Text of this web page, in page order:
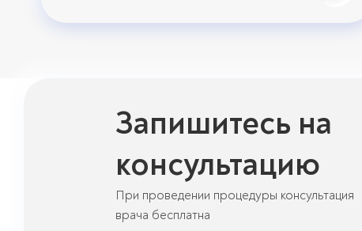
Запишитесь на
консультацию
При проведении процедуры консультация
врача бесплатна